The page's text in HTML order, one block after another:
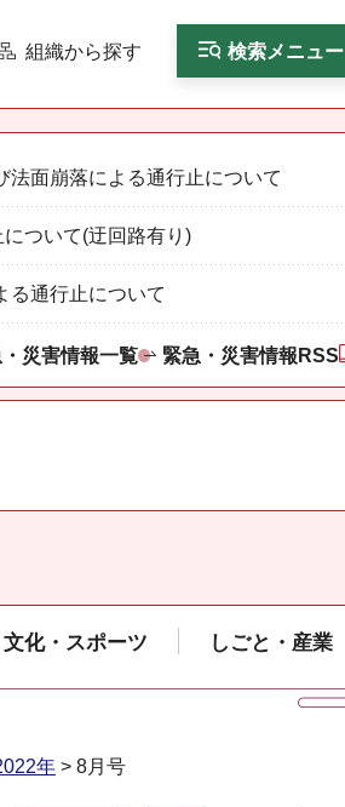
組織から探す 検索メニュー
法面崩落による通行止について
ついて(迂回路有り)
る通行止について
災害情報一覧 緊急・災害情報RSS
化・スポーツ しごと・産業
年 > 8月号